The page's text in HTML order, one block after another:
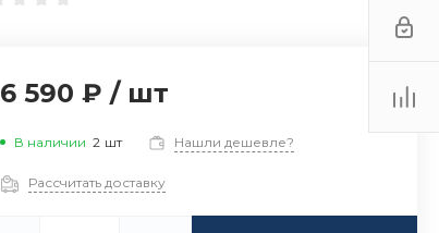
6 590 ₽ / шт
В наличии 2 шт Нашли дешевле?
Рассчитать доставку